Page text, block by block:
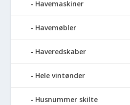
Havemaskiner
Havemøbler
Haveredskaber
Hele vintønder
Husnummer skilte